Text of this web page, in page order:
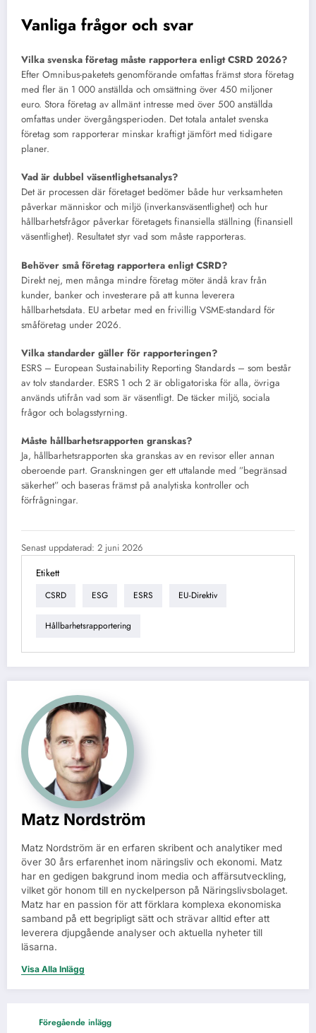
Vanliga frågor och svar
Vilka svenska företag måste rapportera enligt CSRD 2026?
Efter Omnibus-paketets genomförande omfattas främst stora företag
med fler än 1 000 anställda och omsättning över 450 miljoner
euro. Stora företag av allmänt intresse med över 500 anställda
omfattas under övergångsperioden. Det totala antalet svenska
företag som rapporterar minskar kraftigt jämfört med tidigare
planer.
Vad är dubbel väsentlighetsanalys?
Det är processen där företaget bedömer både hur verksamheten
påverkar människor och miljö (inverkansväsentlighet) och hur
hållbarhetsfrågor påverkar företagets finansiella ställning (finansiell
väsentlighet). Resultatet styr vad som måste rapporteras.
Behöver små företag rapportera enligt CSRD?
Direkt nej, men många mindre företag möter ändå krav från
kunder, banker och investerare på att kunna leverera
hållbarhetsdata. EU arbetar med en frivillig VSME-standard för
småföretag under 2026.
Vilka standarder gäller för rapporteringen?
ESRS – European Sustainability Reporting Standards – som består
av tolv standarder. ESRS 1 och 2 är obligatoriska för alla, övriga
används utifrån vad som är väsentligt. De täcker miljö, sociala
frågor och bolagsstyrning.
Måste hållbarhetsrapporten granskas?
Ja, hållbarhetsrapporten ska granskas av en revisor eller annan
oberoende part. Granskningen ger ett uttalande med ”begränsad
säkerhet” och baseras främst på analytiska kontroller och
förfrågningar.
Senast uppdaterad: 2 juni 2026
Etikett
CSRD ESG ESRS EU-Direktiv
Hållbarhetsrapportering
Matz Nordström
Matz Nordström är en erfaren skribent och analytiker med
över 30 års erfarenhet inom näringsliv och ekonomi. Matz
har en gedigen bakgrund inom media och affärsutveckling,
vilket gör honom till en nyckelperson på Näringslivsbolaget.
Matz har en passion för att förklara komplexa ekonomiska
samband på ett begripligt sätt och strävar alltid efter att
leverera djupgående analyser och aktuella nyheter till
läsarna.
Visa Alla Inlägg
Föregående inlägg